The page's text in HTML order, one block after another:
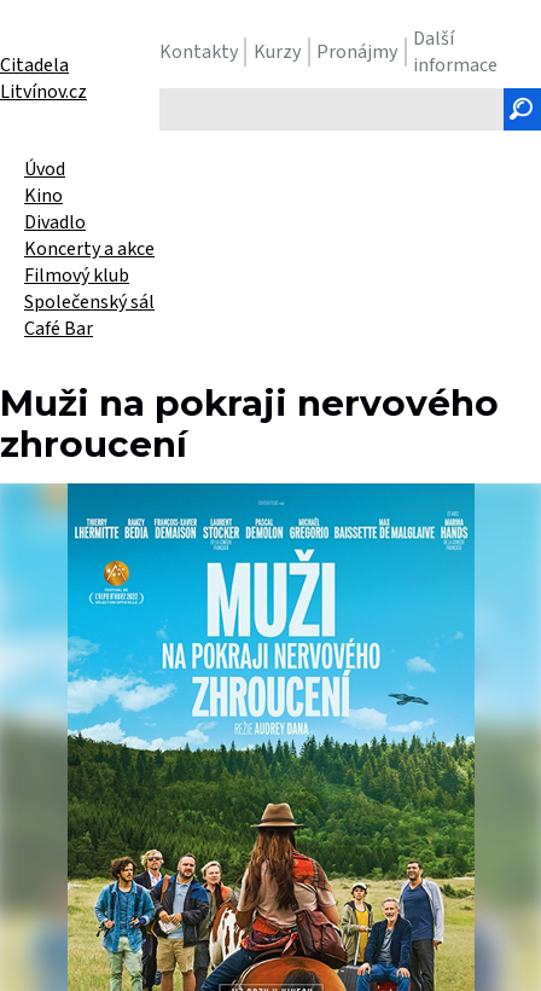
Kontakty Kurzy Pronájmy
Další
informace
text
Citadela
Litvínov.cz
Úvod
Kino
Divadlo
Koncerty a akce
Filmový klub
Společenský sál
Café Bar
Muži na pokraji nervového
zhroucení